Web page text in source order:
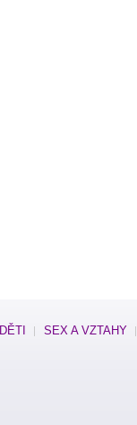
DĚTI SEX A VZTAHY